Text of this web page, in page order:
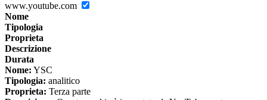
www.youtube.com
Nome
Tipologia
Proprieta
Descrizione
Durata
Nome: YSC
Tipologia: analitico
Proprieta: Terza parte